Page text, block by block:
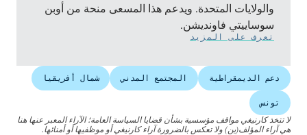
والولايات المتحدة. ويدعم هذا المسعى منحة من أوبن
سوساييتي فاونديشن.
تعرف على المزيد
دعم الديمقراطية المجتمع المدني شمال أفريقيا
تونس
لا تتخذ كارنيغي مواقف مؤسسية بشأن قضايا السياسة العامة؛ الآراء المعبر عنها هنا
هي آراء المؤلف(ين) ولا تعكس بالضرورة آراء كارنيغي أو موظفيها أو أمنائها.